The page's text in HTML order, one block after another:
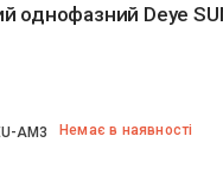
однофазний Deye
AM3 Немає в наявності